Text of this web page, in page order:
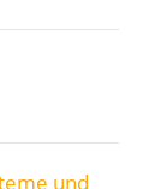
und